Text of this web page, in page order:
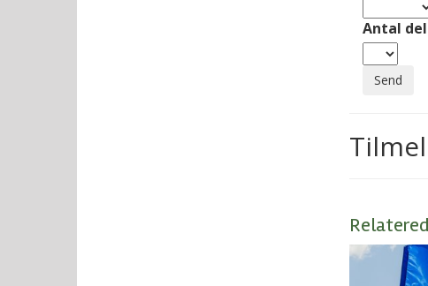
Antal